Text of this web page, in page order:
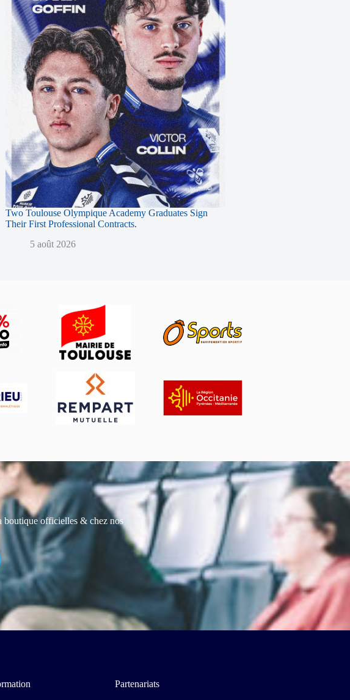
Two Toulouse Olympique Academy Graduates Sign
Their First Professional Contracts.
5 août 2026
boutique officielles & chez nos
Partenariats